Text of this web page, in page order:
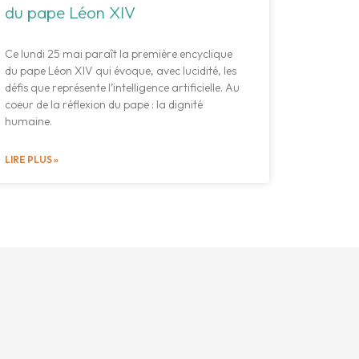
du pape Léon XIV
Ce lundi 25 mai paraît la première encyclique
du pape Léon XIV qui évoque, avec lucidité, les
défis que représente l’intelligence artificielle. Au
coeur de la réflexion du pape : la dignité
humaine.
LIRE PLUS »